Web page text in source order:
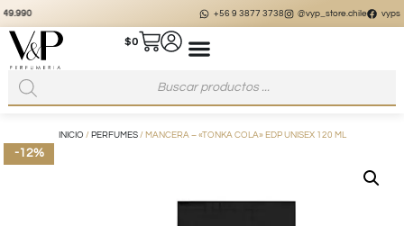
@vyp_store.chile vypstore.cl
$0
INICIO / PERFUMES/ MANCERA – «TONKA COLA» EDP UNISEX 120 ML
-12%